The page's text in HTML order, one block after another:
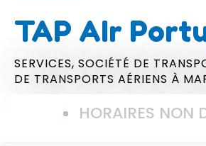
TAP AIr
SERVICES, SOCIÉTÉ DE
DE TRANSPORTS AÉRIENS À
HORAIRES NON